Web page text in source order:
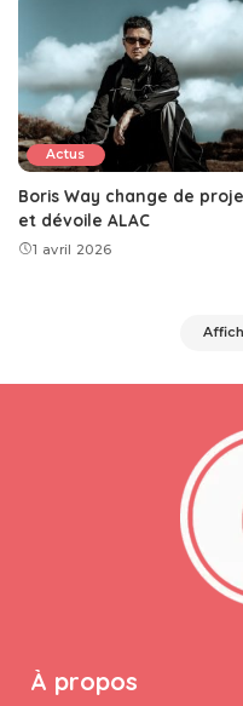
Actus
Boris Way change de
et dévoile ALAC
1 avril 2026
À propos